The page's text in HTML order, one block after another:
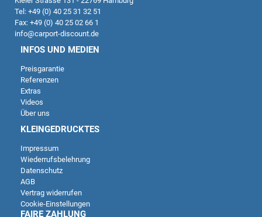
Tel: +49 (0) 40 25 31 32 51
Fax: +49 (0) 40 25 02 66 1
info@carport-discount.de
INFOS UND MEDIEN
Preisgarantie
Referenzen
Extras
Videos
Über uns
KLEINGEDRUCKTES
Impressum
Wiederrufsbelehrung
Datenschutz
AGB
Vertrag widerrufen
Cookie-Einstellungen
FAIRE ZAHLUNG